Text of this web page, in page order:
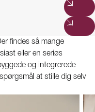
findes så mange
eller en seriøs
og integrerede
at stille dig selv